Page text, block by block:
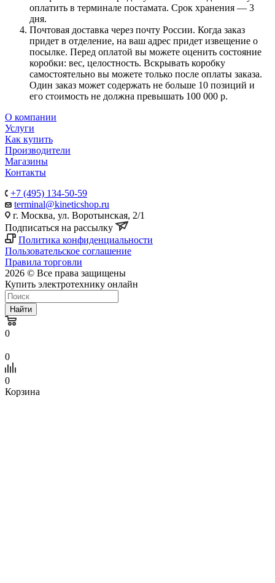
оплатить в терминале постамата. Срок хранения — 3
дня.
Почтовая доставка через почту России. Когда заказ
придет в отделение, на ваш адрес придет извещение о
посылке. Перед оплатой вы можете оценить состояние
коробки: вес, целостность. Вскрывать коробку
самостоятельно вы можете только после оплаты заказа.
Один заказ может содержать не больше 10 позиций и
его стоимость не должна превышать 100 000 р.
О компании
Услуги
Как купить
Производители
Магазины
Контакты
+7 (495) 134-50-59
terminal@kineticshop.ru
г. Москва, ул. Воротынская, 2/1
Подписаться на рассылку
Политика конфиденциальности
Пользовательское соглашение
Правила торговли
2026 © Все права защищены
Купить электротехнику онлайн
Найти
0
0
0
Корзина